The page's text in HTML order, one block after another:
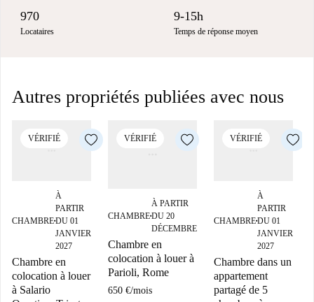
970
Locataires
9-15h
Temps de réponse moyen
Autres propriétés publiées avec nous
VÉRIFIÉ
CHAMBRE■
À
PARTIR
DU 01
JANVIER
2027
Chambre en
colocation à louer
à Salario
VÉRIFIÉ
CHAMBRE■
À PARTIR
DU 20
DÉCEMBRE
Chambre en
colocation à louer à
Parioli, Rome
650 €/mois
VÉRIFIÉ
CHAMBRE■
À
PARTIR
DU 01
JANVIER
2027
Chambre dans un
appartement
partagé de 5